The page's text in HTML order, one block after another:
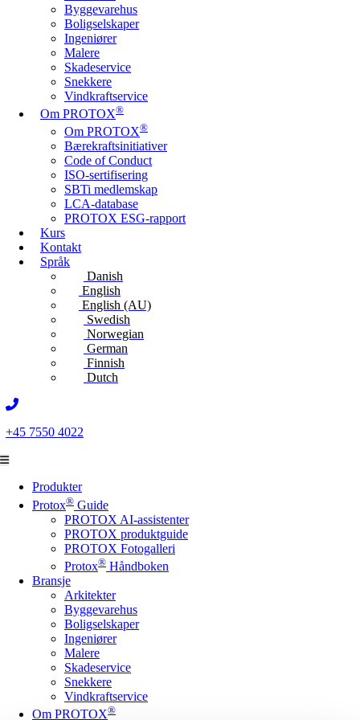
Byggevarehus
Boligselskaper
Ingeniører
Malere
Skadeservice
Snekkere
Vindkraftservice
Om PROTOX®
Om PROTOX®
Bærekraftsinitiativer
Code of Conduct
ISO-sertifisering
SBTi medlemskap
LCA-database
PROTOX ESG-rapport
Kurs
Kontakt
Språk
Danish
English
English (AU)
Swedish
Norwegian
German
Finnish
Dutch
+45 7550 4022
Produkter
Protox® Guide
PROTOX AI-assistenter
PROTOX produktguide
PROTOX Fotogalleri
Protox® Håndboken
Bransje
Arkitekter
Byggevarehus
Boligselskaper
Ingeniører
Malere
Skadeservice
Snekkere
Vindkraftservice
Om PROTOX®